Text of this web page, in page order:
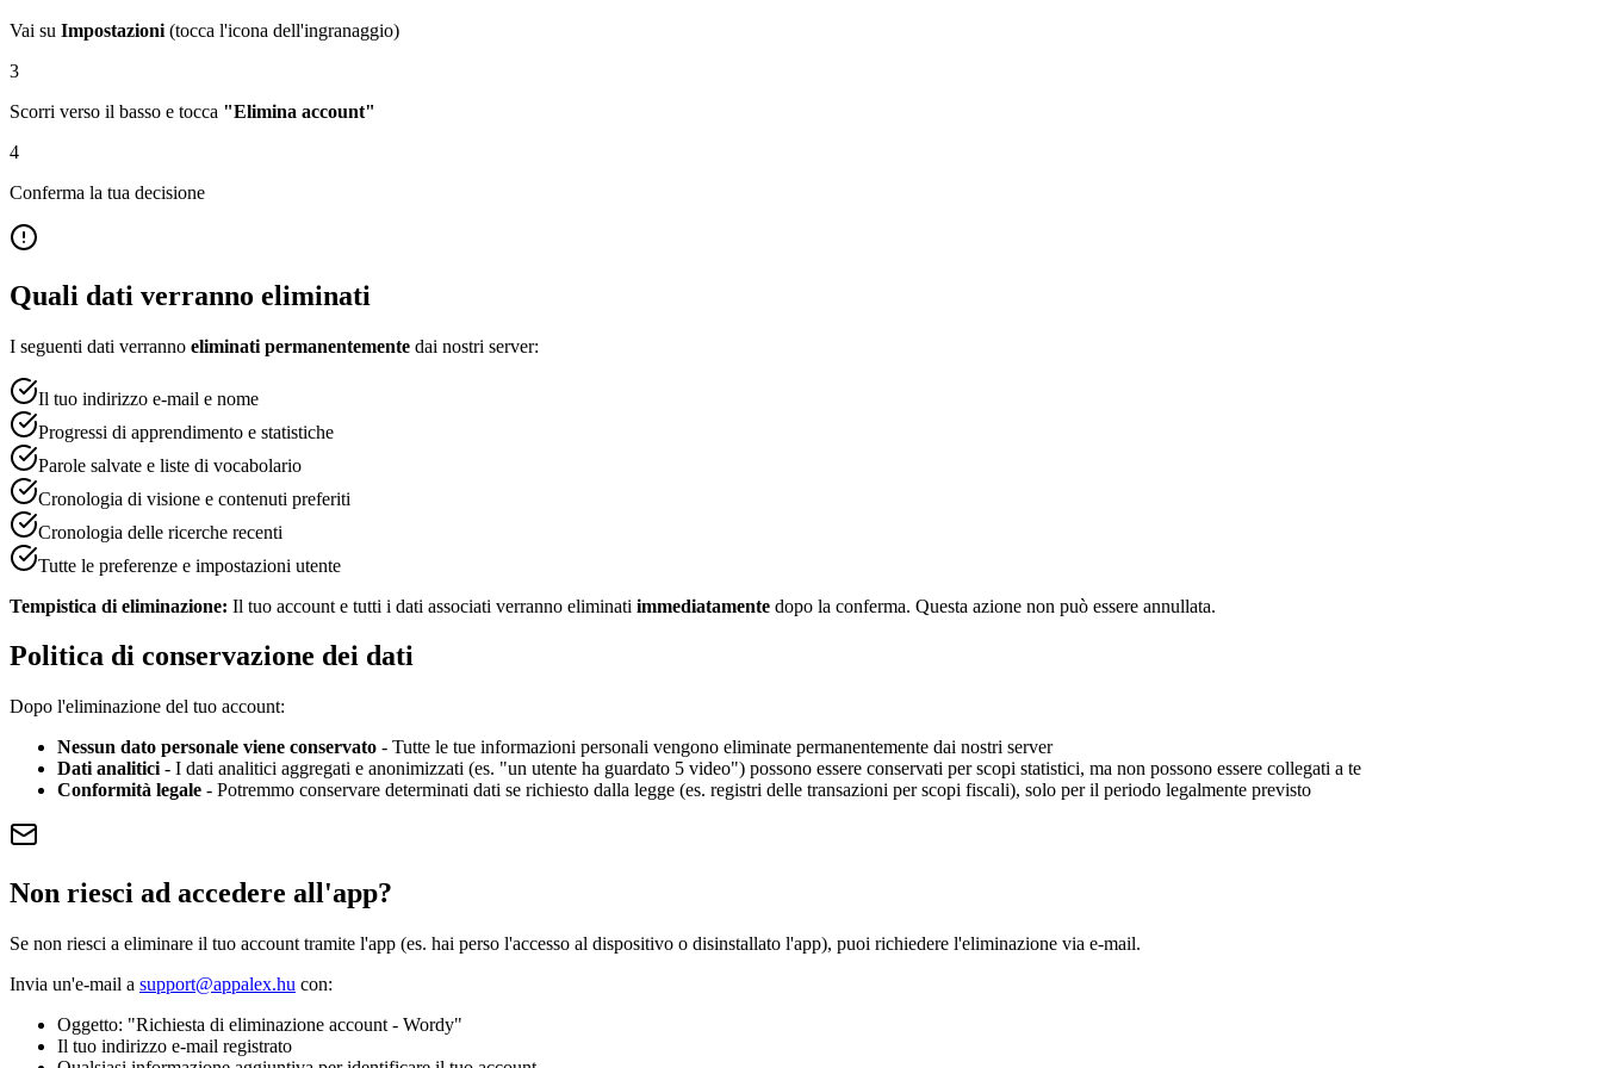
Vai su Impostazioni (tocca l'icona dell'ingranaggio)
3
Scorri verso il basso e tocca "Elimina account"
4
Conferma la tua decisione
Quali dati verranno eliminati
I seguenti dati verranno eliminati permanentemente dai nostri server:
Il tuo indirizzo e-mail e nome
Progressi di apprendimento e statistiche
Parole salvate e liste di vocabolario
Cronologia di visione e contenuti preferiti
Cronologia delle ricerche recenti
Tutte le preferenze e impostazioni utente
Tempistica di eliminazione: Il tuo account e tutti i dati associati verranno eliminati immediatamente dopo la conferma. Questa azione non può essere annullata.
Politica di conservazione dei dati
Dopo l'eliminazione del tuo account:
Nessun dato personale viene conservato - Tutte le tue informazioni personali vengono eliminate permanentemente dai nostri server
Dati analitici - I dati analitici aggregati e anonimizzati (es. "un utente ha guardato 5 video") possono essere conservati per scopi statistici, ma non possono essere collegati a te
Conformità legale - Potremmo conservare determinati dati se richiesto dalla legge (es. registri delle transazioni per scopi fiscali), solo per il periodo legalmente previsto
Non riesci ad accedere all'app?
Se non riesci a eliminare il tuo account tramite l'app (es. hai perso l'accesso al dispositivo o disinstallato l'app), puoi richiedere l'eliminazione via e-mail.
Invia un'e-mail a support@appalex.hu con:
Oggetto: "Richiesta di eliminazione account - Wordy"
Il tuo indirizzo e-mail registrato